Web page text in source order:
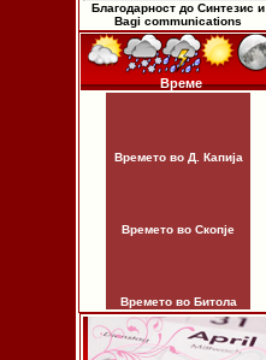
Благодарност до Синтезис и
Bagi communications
Време
Времето во Д. Капија
Времето во Скопје
Времето во Битола